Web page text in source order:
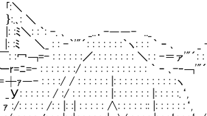
＼
: -. ､ _..．-――- .._ ..
-｀'"´: : : : : : :｀ヽ: : : ｀ ｰ ､ _ -
: : : : : :／: : : : : : : : ＼: : -＝ァ'"´: : :
: : : :/ : : : : : : : : : : : : ｀ ｰ ､-‐￢
:/ / : : : : : : |: : : : : : : : : : : :
: : : : : : : |: : : : : : : |: : : :
: /: : |: :| : : : : : ∧: : : : : :: |: : : : :